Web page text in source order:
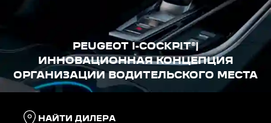
PEUGEOT I-COCKPIT®|
ИННОВАЦИОННАЯ КОНЦЕПЦИЯ
ОРГАНИЗАЦИИ ВОДИТЕЛЬСКОГО МЕСТА
НАЙТИ ДИЛЕРА